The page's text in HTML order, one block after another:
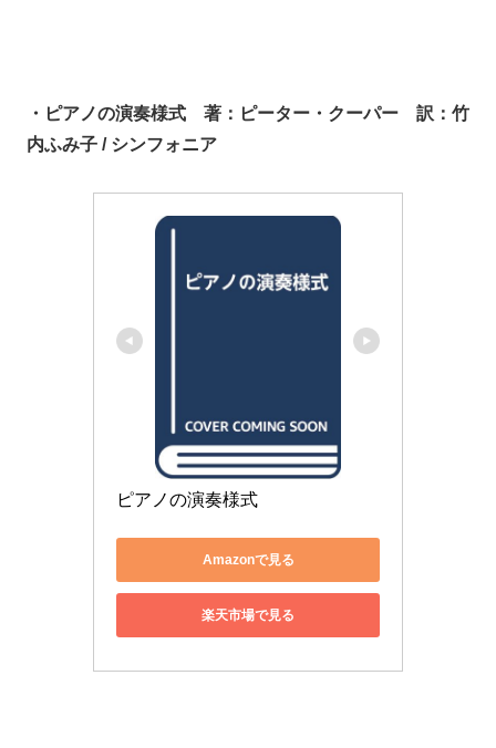
・ピアノの演奏様式 著：ピーター・クーパー 訳：竹
内ふみ子 / シンフォニア
ピアノの演奏様式
Amazonで見る
楽天市場で見る